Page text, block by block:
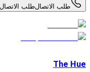
طلب الاتصالطلب الاتصال
The Hue